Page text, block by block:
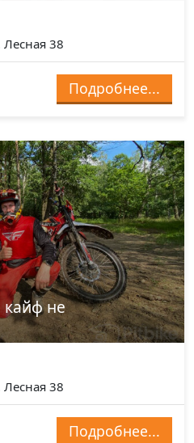
38
Подробнее...
кайф не
38
Подробнее...